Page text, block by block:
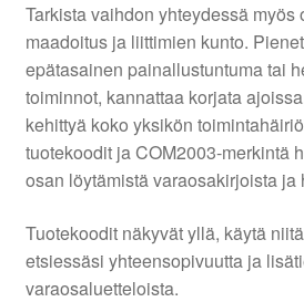
Tarkista vaihdon yhteydessä myös
maadoitus ja liittimien kunto.
epätasainen painallustuntuma tai
toiminnot, kannattaa korjata
kehittyä koko yksikön
tuotekoodit ja COM2003-merkintä
osan löytämistä varaosakirjoista ja
Tuotekoodit näkyvät yllä, käytä
etsiessäsi yhteensopivuutta ja
varaosaluetteloista.